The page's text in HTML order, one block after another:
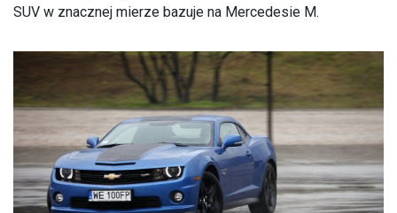
SUV w znacznej mierze bazuje na Mercedesie M.